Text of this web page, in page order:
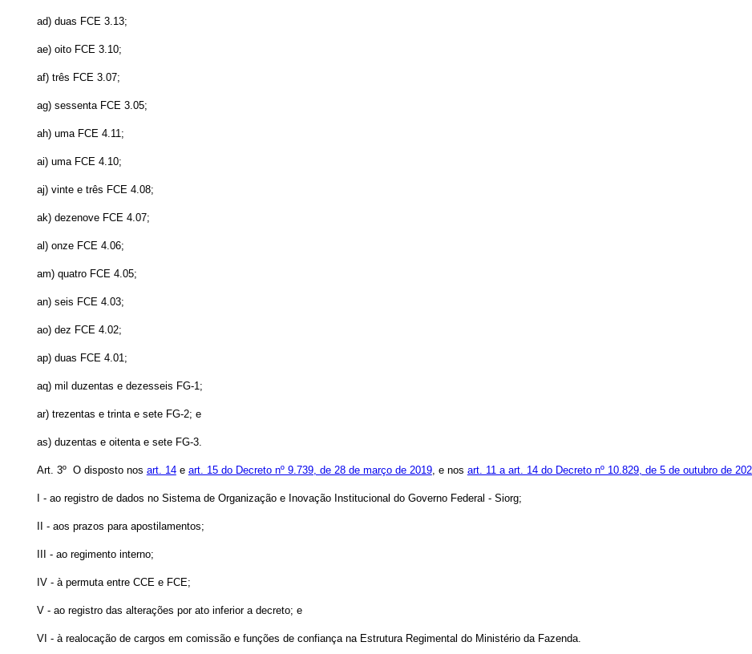
ad) duas FCE 3.13;
ae) oito FCE 3.10;
af) três FCE 3.07;
ag) sessenta FCE 3.05;
ah) uma FCE 4.11;
ai) uma FCE 4.10;
aj) vinte e três FCE 4.08;
ak) dezenove FCE 4.07;
al) onze FCE 4.06;
am) quatro FCE 4.05;
an) seis FCE 4.03;
ao) dez FCE 4.02;
ap) duas FCE 4.01;
aq) mil duzentas e dezesseis FG-1;
ar) trezentas e trinta e sete FG-2; e
as) duzentas e oitenta e sete FG-3.
Art. 3º O disposto nos art. 14e art. 15 do Decreto nº 9.739, de 28 de março de 2019, e nos art. 11 a art. 14 do Decreto nº 10.829, de 5 de outubro de
I - ao registro de dados no Sistema de Organização e Inovação Institucional do Governo Federal - Siorg;
II - aos prazos para apostilamentos;
III - ao regimento interno;
IV - à permuta entre CCE e FCE;
V - ao registro das alterações por ato inferior a decreto; e
VI - à realocação de cargos em comissão e funções de confiança na Estrutura Regimental do Ministério da Fazenda.